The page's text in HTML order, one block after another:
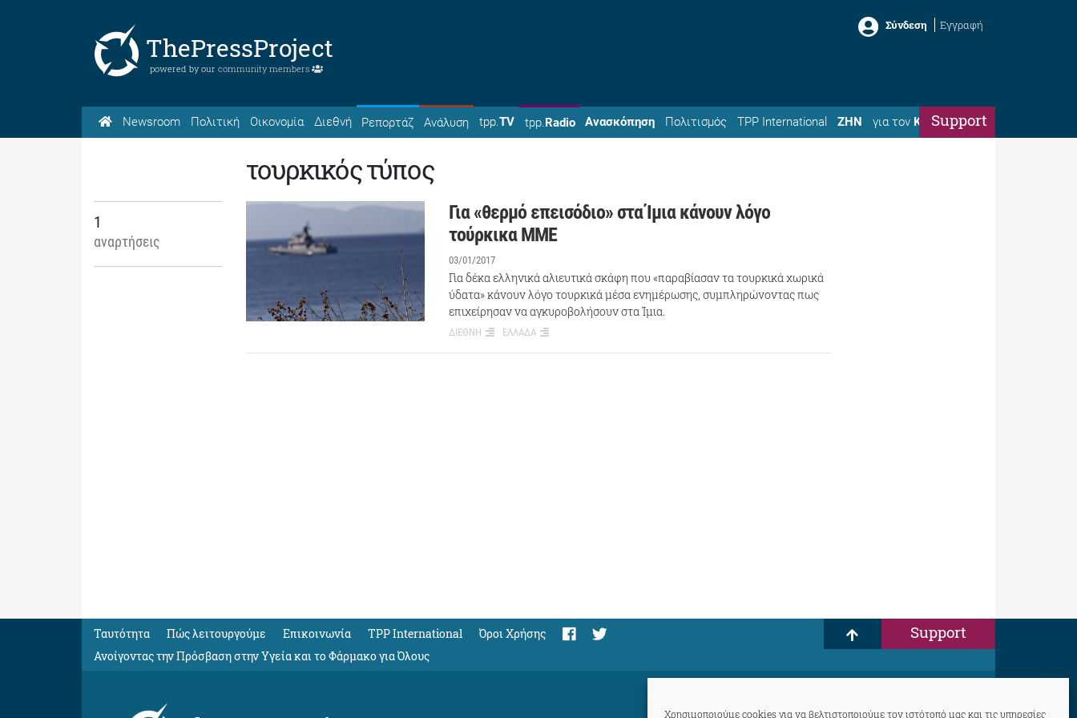
Χρησιμοποιούμε cookies για να βελτιστοποιούμε τον ιστότοπό μας και τις υπηρεσίες
ThePressProject
powered by our community members
Σύνδεση Εγγραφή
Newsroom Πολιτική Οικονομία Διεθνή Ρεπορτάζ Ανάλυση tpp.TV tpp.Radio Ανασκόπηση Πολιτισμός TPP International ΖΗΝ για τον ΚώσταSupport
τουρκικός τύπος
1
αναρτήσεις
Για «θερμό επεισόδιο» στα Ίμια κάνουν λόγο
τούρκικα ΜΜΕ
03/01/2017
Για δέκα ελληνικά αλιευτικά σκάφη που «παραβίασαν τα τουρκικά χωρικά
ύδατα» κάνουν λόγο τουρκικά μέσα ενημέρωσης, συμπληρώνοντας πως
επιχείρησαν να αγκυροβολήσουν στα Ίμια.
ΔΙΕΘΝΗ ΕΛΛΑΔΑ
Ταυτότητα Πώς λειτουργούμε Eπικοινωνία TPP International
Όροι Χρήσης
Ανοίγοντας την Πρόσβαση στην Υγεία και το Φάρμακο για Όλους
Support